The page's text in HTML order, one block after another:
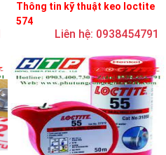
Thông tin kỹ thuật keo loctite
574
Liên hệ: 0938454791